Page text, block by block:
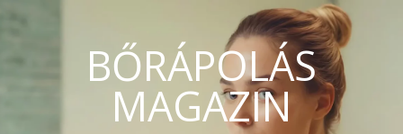
BŐRÁPOLÁS
MAGAZIN